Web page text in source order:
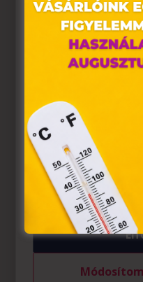
Weboldalunkon
alkalmazunk. Ezek
tárolnak webes
hozzájárulása
A „sütiket" az
törvény, az elektronikus
információs
egyes kérdéseiről szóló
az Európai Unió
Azon weblapoknak,
belül működnek, a
felhasználó
tárolásához a